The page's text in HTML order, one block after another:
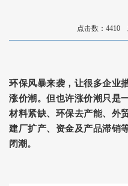
点击数：4410
环保风暴来袭，让很多企业
涨价潮。但也许涨价潮只是
材料紧缺、环保去产能、外
建厂扩产、资金及产品滞销
闭潮。